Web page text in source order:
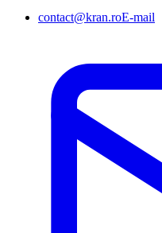
contact@kran.roE-mail